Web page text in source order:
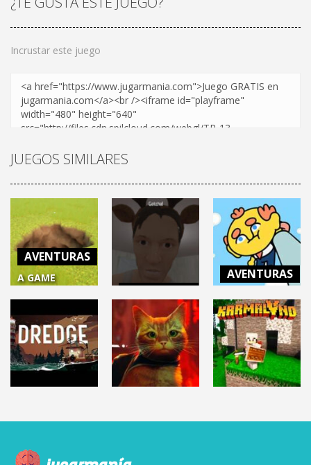
Incrustar este juego
JUEGOS SIMILARES
AVENTURAS
A GAME
DIGGING A
HOLE
15.2K
SCHOOLBOY
RUNAWAY
30.4K
AVENTURAS
GOODNESS
YOU’RE HERE!
3.21K
5.89K
AVENTURAS